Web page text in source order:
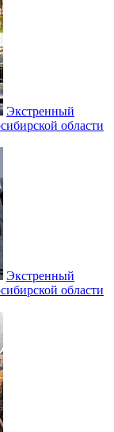
Экстренный
области
Экстренный
области